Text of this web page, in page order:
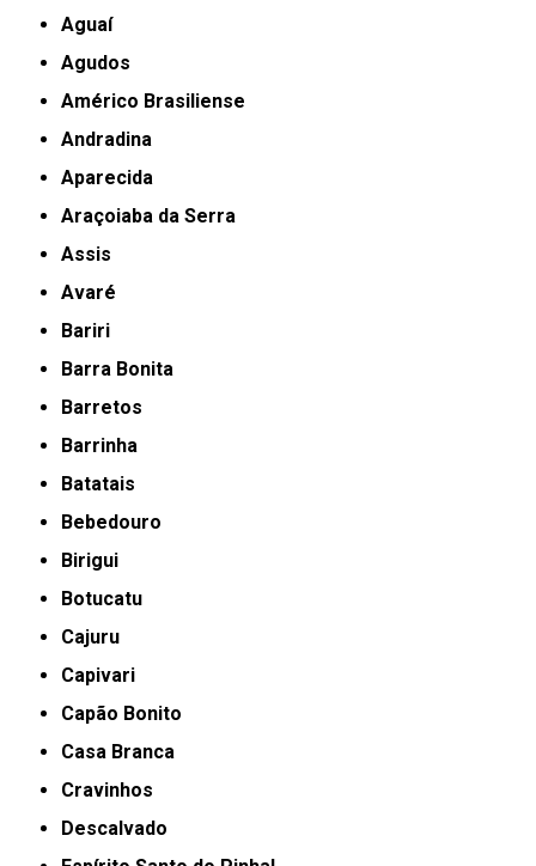
Aguaí
Agudos
Américo Brasiliense
Andradina
Aparecida
Araçoiaba da Serra
Assis
Avaré
Bariri
Barra Bonita
Barretos
Barrinha
Batatais
Bebedouro
Birigui
Botucatu
Cajuru
Capivari
Capão Bonito
Casa Branca
Cravinhos
Descalvado